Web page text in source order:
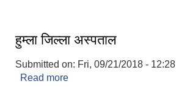
हुम्ला जिल्ला अस्पताल
Submitted on: Fri, 09/21/2018 - 12:28
Read more